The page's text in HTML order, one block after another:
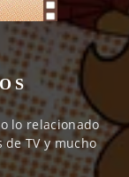
lo relacionado
TV y mucho